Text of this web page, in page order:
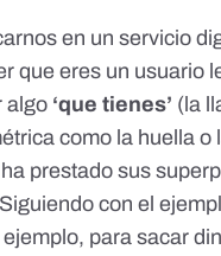
en un servicio
que eres un usuario
algo ‘que tienes’ (la
como la huella o
prestado sus
con el
ejemplo, para sacar